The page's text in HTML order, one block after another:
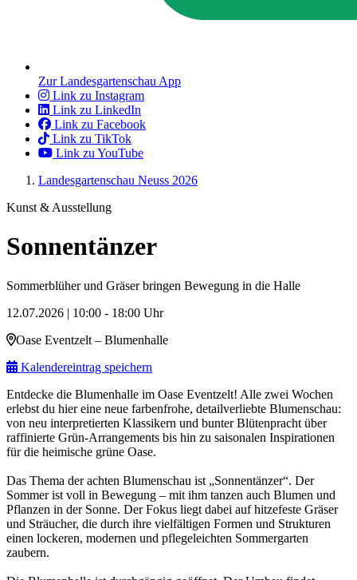
Zur Landesgartenschau App
Link zu Instagram
Link zu LinkedIn
Link zu Facebook
Link zu TikTok
Link zu YouTube
Landesgartenschau Neuss 2026
Kunst & Ausstellung
Sonnentänzer
Sommerblüher und Gräser bringen Bewegung in die Halle
12.07.2026 | 10:00 - 18:00 Uhr
Oase Eventzelt – Blumenhalle
Kalendereintrag speichern
Entdecke die Blumenhalle im Oase Eventzelt! Alle zwei Wochen
erlebst du hier eine neue farbenfrohe, detailverliebte Blumenschau:
von neu interpretierten Klassikern und bunter Blütenpracht über
raffinierte Grün-Arrangements bis hin zu saisonalen Inspirationen
für die heimische grüne Oase.
Das Thema der achten Blumenschau ist „Sonnentänzer“. Der
Sommer ist voll in Bewegung – mit ihm tanzen auch Blumen und
Pflanzen in der Sonne. Der Fokus liegt dabei auf hitzefeste Gräser
und Sträucher, die durch ihre vielfältigen Formen und Strukturen
einen lockeren, modernen und pflegeleichten Sommergarten
zaubern.